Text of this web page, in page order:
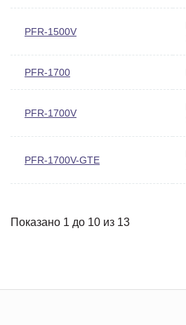
PFR-1500V
PFR-1700
PFR-1700V
PFR-1700V-GTE
Показано 1 до 10 из 13